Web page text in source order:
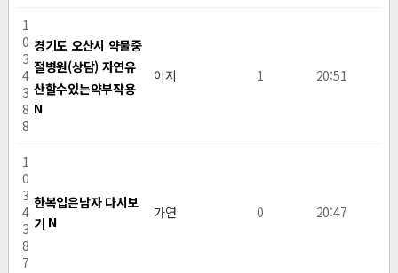
1
0
3
4
3
8
8
경기도 오산시 약물중
절병원(상담) 자연유
산할수있는약부작용
N
이지 1 20:51
1
0
3
4
3
8
7
한복입은남자 다시보
기 N
가연 0 20:47